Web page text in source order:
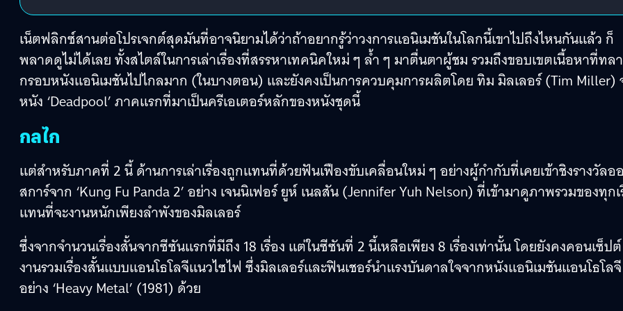
เน็ตฟลิกซ์สานต่อโปรเจกต์สุดมันที่อาจนิยามได้ว่าถ้าอยากรู้ว่าวงการแอนิเมชันในโลกนี้เขาไปถึงไหนกันแล้ว ก็
พลาดดูไม่ได้เลย ทั้งสไตล์ในการเล่าเรื่องที่สรรหาเทคนิคใหม่ ๆ ล้ำ ๆ มาตื่นตาผู้ชม รวมถึงขอบเขตเนื้อหาที่ทล
กรอบหนังแอนิเมชันไปไกลมาก (ในบางตอน) และยังคงเป็นการควบคุมการผลิตโดย ทิม มิลเลอร์ (Tim Miller)
หนัง ‘Deadpool’ ภาคแรกที่มาเป็นครีเอเตอร์หลักของหนังชุดนี้
กลไก
แต่สำหรับภาคที่ 2 นี้ ด้านการเล่าเรื่องถูกแทนที่ด้วยฟันเฟืองขับเคลื่อนใหม่ ๆ อย่างผู้กำกับที่เคยเข้าชิงรางวัลออ
สการ์จาก ‘Kung Fu Panda 2’ อย่าง เจนนิเฟอร์ ยูห์ เนลสัน (Jennifer Yuh Nelson) ที่เข้ามาดูภาพรวมของทุก
แทนที่จะงานหนักเพียงลำพังของมิลเลอร์
ซึ่งจากจำนวนเรื่องสั้นจากซีซันแรกที่มีถึง 18 เรื่อง แต่ในซีซันที่ 2 นี้เหลือเพียง 8 เรื่องเท่านั้น โดยยังคงคอนเซ็ปต์
งานรวมเรื่องสั้นแบบแอนโธโลจีแนวไซไฟ ซึ่งมิลเลอร์และฟินเชอร์นำแรงบันดาลใจจากหนังแอนิเมชันแอนโธโลจี
อย่าง ‘Heavy Metal’ (1981) ด้วย